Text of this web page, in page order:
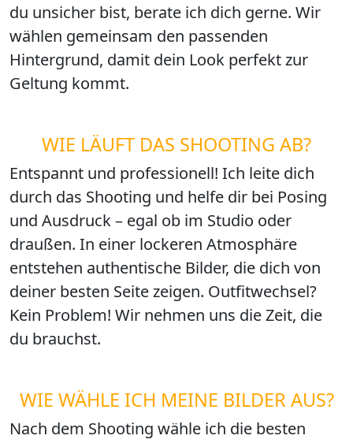
du unsicher bist, berate ich dich gerne. Wir
wählen gemeinsam den passenden
Hintergrund, damit dein Look perfekt zur
Geltung kommt.
WIE LÄUFT DAS SHOOTING AB?
Entspannt und professionell! Ich leite dich
durch das Shooting und helfe dir bei Posing
und Ausdruck – egal ob im Studio oder
draußen. In einer lockeren Atmosphäre
entstehen authentische Bilder, die dich von
deiner besten Seite zeigen. Outfitwechsel?
Kein Problem! Wir nehmen uns die Zeit, die
du brauchst.
WIE WÄHLE ICH MEINE BILDER AUS?
Nach dem Shooting wähle ich die besten